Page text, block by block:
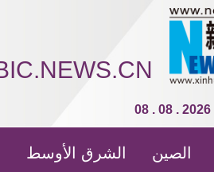
الصين الشرق الأوسط